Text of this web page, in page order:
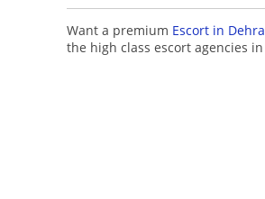
Want a premium Escort in
the high class escort agencies